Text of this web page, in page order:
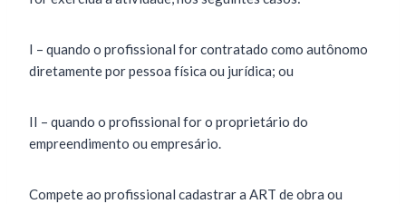
I – quando o profissional for contratado como autônomo
diretamente por pessoa física ou jurídica; ou
II – quando o profissional for o proprietário do
empreendimento ou empresário.
Compete ao profissional cadastrar a ART de obra ou